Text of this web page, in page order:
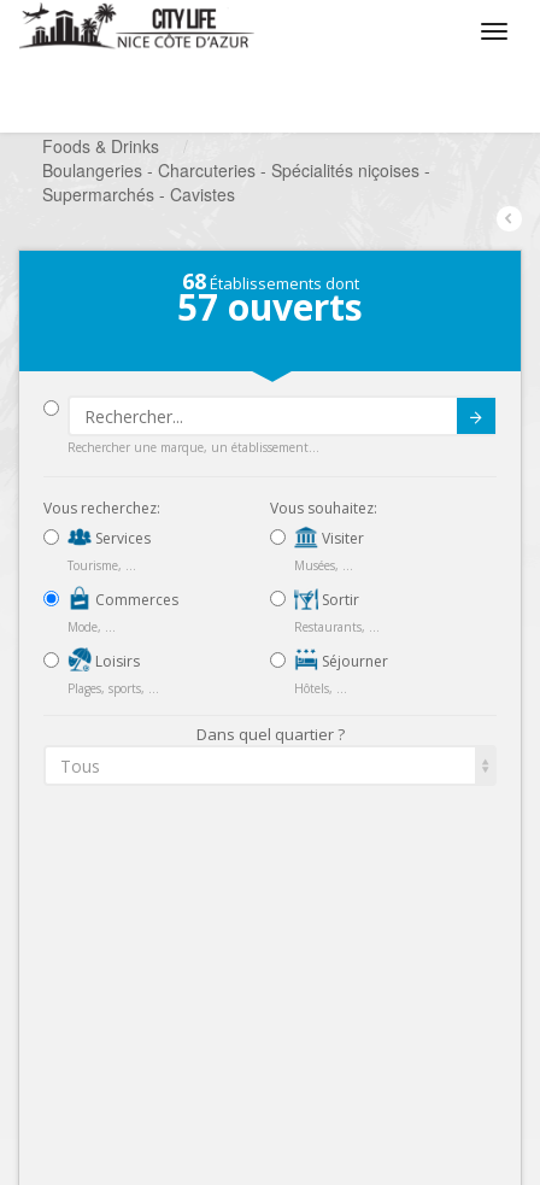
Foods & Drinks
/
Boulangeries - Charcuteries - Spécialités niçoises -
Supermarchés - Cavistes
68Établissements dont
57 ouverts
Rechercher une marque, un établissement...
Vous recherchez:
Services
Tourisme, ...
Commerces
Mode, ...
Loisirs
Plages, sports, ...
Vous souhaitez:
Visiter
Musées, ...
Sortir
Restaurants, ...
Séjourner
Hôtels, ...
Dans quel quartier ?
Tous